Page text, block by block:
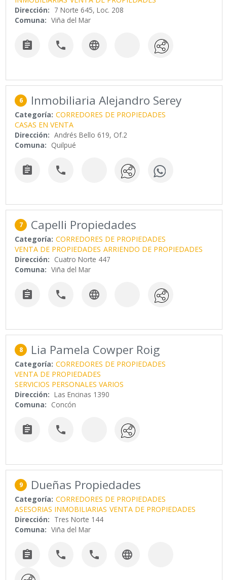
Dirección: 7 Norte 645, Loc. 208
Comuna: Viña del Mar
  
6 Inmobiliaria Alejandro Serey
Categoría: CORREDORES DE PROPIEDADES
CASAS EN VENTA
Dirección: Andrés Bello 619, Of.2
Comuna: Quilpué
 
7 Capelli Propiedades
Categoría: CORREDORES DE PROPIEDADES
VENTA DE PROPIEDADES ARRIENDO DE PROPIEDADES
Dirección: Cuatro Norte 447
Comuna: Viña del Mar
  
8 Lia Pamela Cowper Roig
Categoría: CORREDORES DE PROPIEDADES
VENTA DE PROPIEDADES
SERVICIOS PERSONALES VARIOS
Dirección: Las Encinas 1390
Comuna: Concón
 
9 Dueñas Propiedades
Categoría: CORREDORES DE PROPIEDADES
ASESORIAS INMOBILIARIAS VENTA DE PROPIEDADES
Dirección: Tres Norte 144
Comuna: Viña del Mar
   